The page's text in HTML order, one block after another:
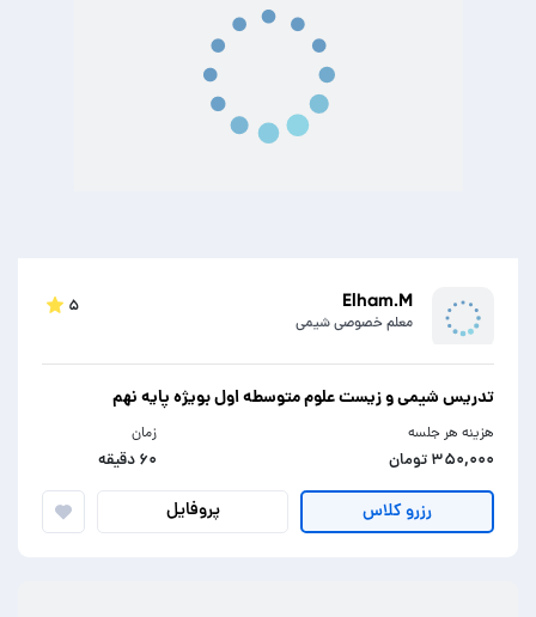
Elham.M
معلم خصوصی شیمی
۵
تدریس شیمی و زیست علوم متوسطه اول بویژه پایه نهم
هزینه هر جلسه
۳۵۰,۰۰۰ تومان
زمان
۶۰ دقیقه
رزرو کلاس پروفایل